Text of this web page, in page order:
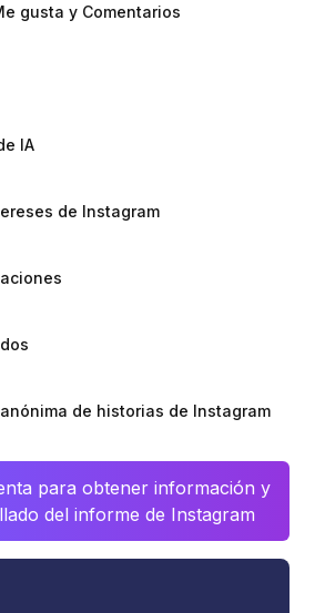
gusta y Comentarios
IA
de Instagram
de historias de Instagram
para obtener información y
del informe de Instagram